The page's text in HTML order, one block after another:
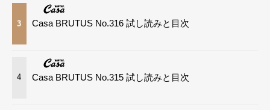
3 Casa BRUTUS No.316 試し読みと目次
4 Casa BRUTUS No.315 試し読みと目次